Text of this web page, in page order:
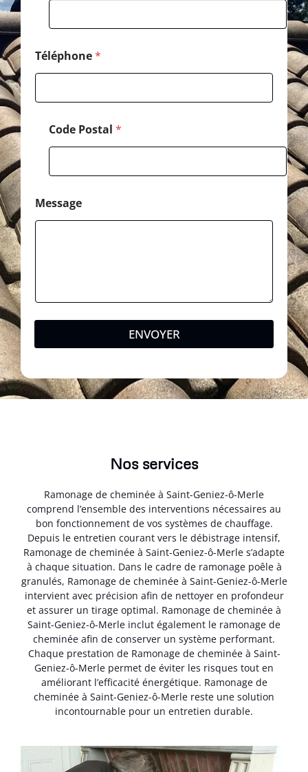
Téléphone*
Code Postal *
Message
ENVOYER
Nos services
Ramonage de cheminée à Saint-Geniez-ô-Merle
comprend l’ensemble des interventions nécessaires au
bon fonctionnement de vos systèmes de chauffage.
Depuis le entretien courant vers le débistrage intensif,
Ramonage de cheminée à Saint-Geniez-ô-Merle s’adapte
à chaque situation. Dans le cadre de ramonage poêle à
granulés, Ramonage de cheminée à Saint-Geniez-ô-Merle
intervient avec précision afin de nettoyer en profondeur
et assurer un tirage optimal. Ramonage de cheminée à
Saint-Geniez-ô-Merle inclut également le ramonage de
cheminée afin de conserver un système performant.
Chaque prestation de Ramonage de cheminée à Saint-
Geniez-ô-Merle permet de éviter les risques tout en
améliorant l’efficacité énergétique. Ramonage de
cheminée à Saint-Geniez-ô-Merle reste une solution
incontournable pour un entretien durable.